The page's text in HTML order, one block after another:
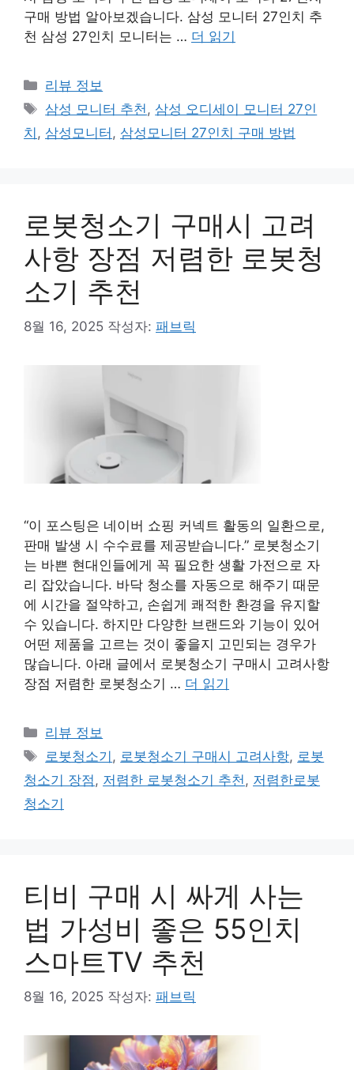
구매 방법 알아보겠습니다. 삼성 모니터 27인치 추
천 삼성 27인치 모니터는 … 더 읽기
카
테
리
리뷰 정보
태
그
삼성 모니터 추천, 삼성 오디세이 모니터 27인
치 , 삼성모니터 , 삼성모니터 27인치 구매 방법
로봇청소기 구매시 고려
사항 장점 저렴한 로봇청
소기 추천
8월 16, 2025 작성자: 패브릭
“이 포스팅은 네이버 쇼핑 커넥트 활동의 일환으로,
판매 발생 시 수수료를 제공받습니다.” 로봇청소기
는 바쁜 현대인들에게 꼭 필요한 생활 가전으로 자
리 잡았습니다. 바닥 청소를 자동으로 해주기 때문
에 시간을 절약하고, 손쉽게 쾌적한 환경을 유지할
수 있습니다. 하지만 다양한 브랜드와 기능이 있어
어떤 제품을 고르는 것이 좋을지 고민되는 경우가
많습니다. 아래 글에서 로봇청소기 구매시 고려사항
장점 저렴한 로봇청소기 … 더 읽기
카
테
리
리뷰 정보
태
그
로봇청소기 , 로봇청소기 구매시 고려사항, 로봇
청소기 장점 , 저렴한 로봇청소기 추천 , 저렴한로봇
청소기
티비 구매 시 싸게 사는
법 가성비 좋은 55인치
스마트TV 추천
8월 16, 2025 작성자: 패브릭